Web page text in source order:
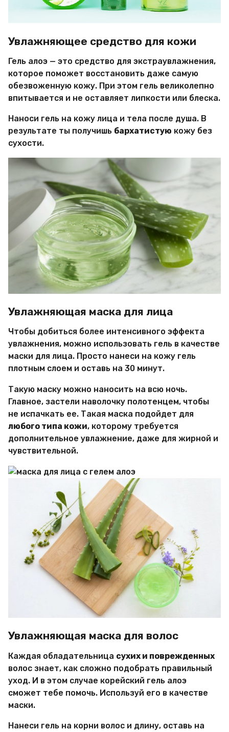
Увлажняющее средство для кожи
Гель алоэ — это средство для экстраувлажнения,
которое поможет восстановить даже самую
обезвоженную кожу. При этом гель великолепно
впитывается и не оставляет липкости или блеска.
Наноси гель на кожу лица и тела после душа. В
результате ты получишь бархатистую кожу без
сухости.
Увлажняющая маска для лица
Чтобы добиться более интенсивного эффекта
увлажнения, можно использовать гель в качестве
маски для лица. Просто нанеси на кожу гель
плотным слоем и оставь на 30 минут.
Такую маску можно наносить на всю ночь.
Главное, застели наволочку полотенцем, чтобы
не испачкать ее. Такая маска подойдет для
любого типа кожи, которому требуется
дополнительное увлажнение, даже для жирной и
чувствительной.
Увлажняющая маска для волос
Каждая обладательница сухих и поврежденных
волос знает, как сложно подобрать правильный
уход. И в этом случае корейский гель алоэ
сможет тебе помочь. Используй его в качестве
маски.
Нанеси гель на корни волос и длину, оставь на